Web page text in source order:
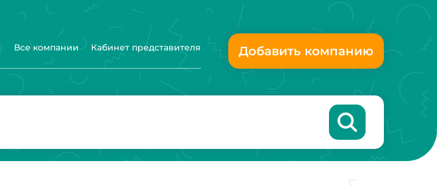
Все компании Кабинет представителя Добавить компанию